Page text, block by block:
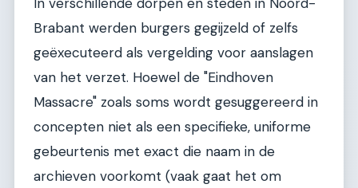
Brabant werden burgers gegijzeld of zelfs
geëxecuteerd als vergelding voor aanslagen
van het verzet. Hoewel de "Eindhoven
Massacre" zoals soms wordt gesuggereerd in
concepten niet als een specifieke, uniforme
gebeurtenis met exact die naam in de
archieven voorkomt (vaak gaat het om